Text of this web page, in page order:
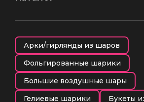
Арки/гирлянды из шаров
Фольгированные шарики
Большие воздушные шары
Гелиевые шарики
Букеты